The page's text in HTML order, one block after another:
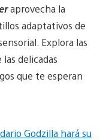
aprovecha la
adaptativos de
Explora las
delicadas
que te esperan
Godzilla hará su